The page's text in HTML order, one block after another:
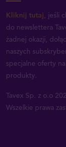
Kliknij tutaj , jeśli
do newslettera
żadnej okazji,
naszych
specjalne oferty
produkty.
Tavex Sp. z o.o
Wszelkie prawa